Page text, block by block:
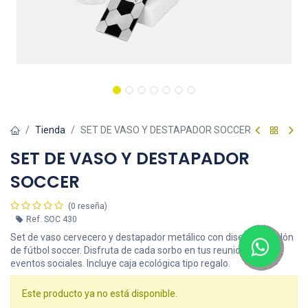
Tienda SET DE VASO Y DESTAPADOR SOCCER
SET DE VASO Y DESTAPADOR
SOCCER
(0 reseña)
Ref. SOC 430
Set de vaso cervecero y destapador metálico con diseño de balón
de fútbol soccer. Disfruta de cada sorbo en tus reuniones o
eventos sociales. Incluye caja ecológica tipo regalo.
Este producto ya no está disponible.